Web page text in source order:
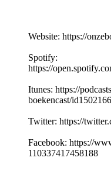
Website: https://
Spotify:
https://
Itunes: https://
boekencast/
Twitter: https://
Facebook: https://
110337417458188